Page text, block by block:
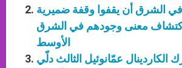
الشرق أن يقفوا وقفة ضميرية
اكتشاف معنى وجودهم في الشرق
الأوسط
الكاردينال عمّانوئيل الثالث دلّي